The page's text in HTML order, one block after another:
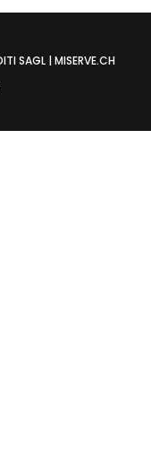
SAGL | MISERVE.CH